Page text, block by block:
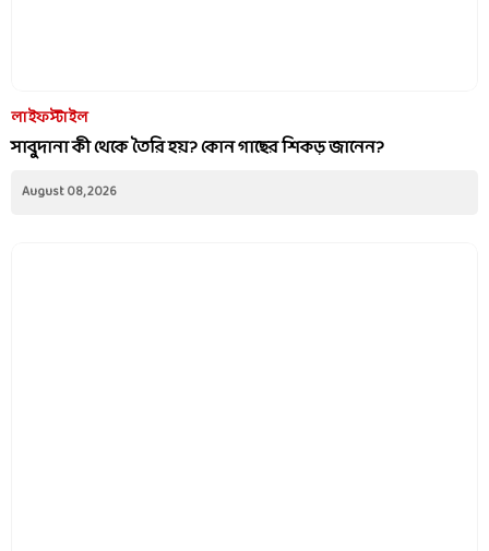
লাইফস্টাইল
সাবুদানা কী থেকে তৈরি হয়? কোন গাছের শিকড় জানেন?
August 08, 2026